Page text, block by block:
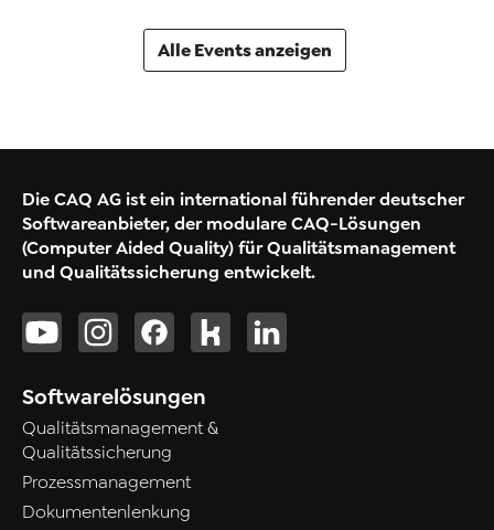
Alle Events anzeigen
Die CAQ AG ist ein international führender deutscher
Softwareanbieter, der modulare CAQ-Lösungen
(Computer Aided Quality) für Qualitätsmanagement
und Qualitätssicherung entwickelt.
Softwarelösungen
Qualitätsmanagement &
Qualitätssicherung
Prozessmanagement
Dokumentenlenkung